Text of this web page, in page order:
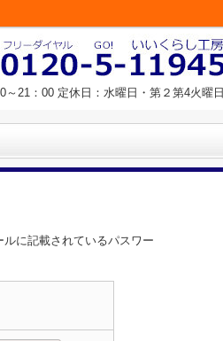
～21：00 定休日：水曜日・第２第4火曜日
に記載されているパスワー